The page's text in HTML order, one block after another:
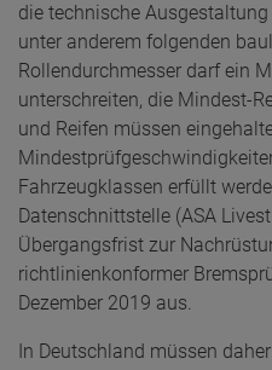
die technische
unter anderem folgenden
Rollendurchmesser darf ein
unterschreiten, die Mindest-
und Reifen müssen
Fahrzeugklassen erfüllt
Datenschnittstelle (ASA
Übergangsfrist zur
richtlinienkonformer
Dezember 2019 aus.
In Deutschland müssen